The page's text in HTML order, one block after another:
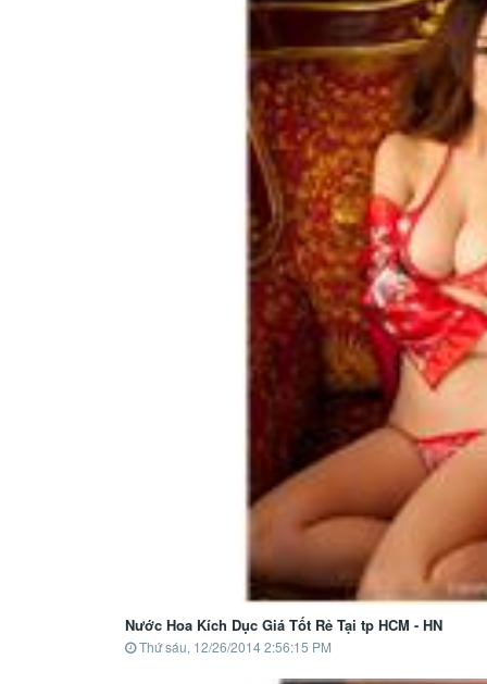
Nước Hoa Kích Dục Giá Tốt Rẻ Tại tp HCM - HN
Thứ sáu, 12/26/2014 2:56:15 PM